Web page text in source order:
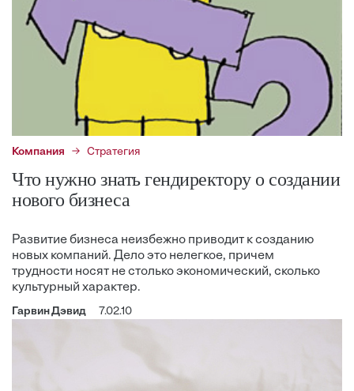
Компания Стратегия
Что нужно знать гендиректору о создании
нового бизнеса
Развитие бизнеса неизбежно приводит к созданию
новых компаний. Дело это нелегкое, причем
трудности носят не столько экономический, сколько
культурный характер.
Гарвин Дэвид 7.02.10